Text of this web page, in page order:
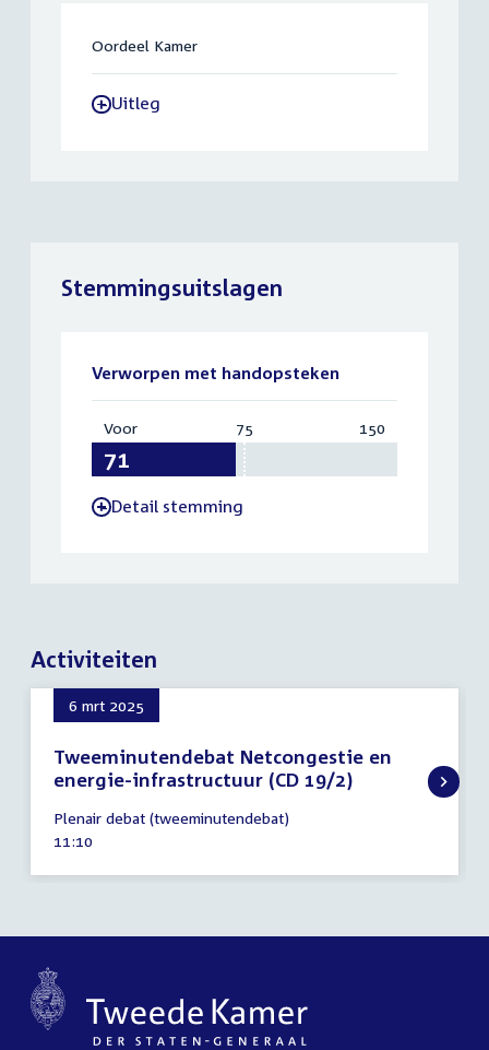
Oordeel Kamer
-Uitleg
Stemmingsuitslagen
Verworpen met handopsteken
Voor:
75 150
-Detail stemming
Activiteiten
6 mrt 2025
Tweeminutendebat Netcongestie en
energie-infrastructuur (CD 19/2)
maart
2025
Plenair debat (tweeminutendebat)
Tijd
11:10